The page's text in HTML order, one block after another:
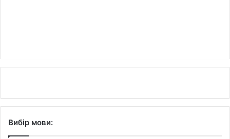
Вибір мови: